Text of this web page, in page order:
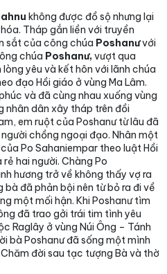
không được đồ sộ nhưng lại
Tháp gắn liền với truyền
sắt của công chúa Poshanưvới
chúa Poshanư, vượt qua
yêu và kết hôn với lãnh chúa
đạo Hồi giáo ở vùng Ma Lâm.
và đã cùng nhau xuống vùng
nhân dân xây tháp trên đồi
em ruột của Poshanư từ lâu đã
chồng ngoại đạo. Nhân một
Po Sahaniempar theo luật Hồi
hai người. Chàng Po
hương trở về không thấy vợ ra
đã phản bội nên từ bỏ ra đi về
một mối hận. Khi Poshanư tìm
đã trao gởi trái tim tình yêu
Raglây ở vùng Núi Ông – Tánh
bà Poshanư đã sống một mình
đời sau tạc tượng Bà và thờ